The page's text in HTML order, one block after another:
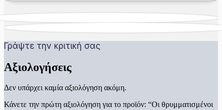
Γράψτε την κριτική σας
Αξιολογήσεις
Δεν υπάρχει καμία αξιολόγηση ακόμη.
Κάνετε την πρώτη αξιολόγηση για το προϊόν: “Οι θρυμματισμένοι